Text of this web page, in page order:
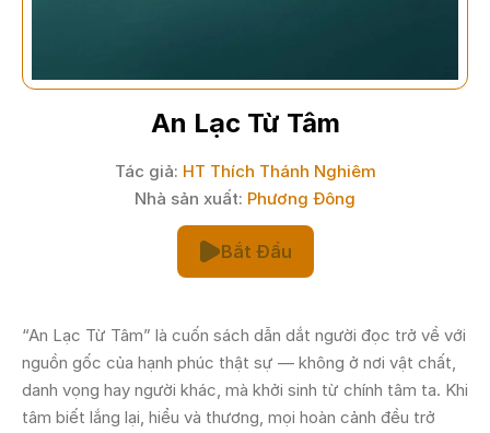
An Lạc Từ Tâm
Tác giả: HT Thích Thánh Nghiêm
Nhà sản xuất: Phương Đông
Bắt Đầu
“An Lạc Từ Tâm” là cuốn sách dẫn dắt người đọc trở về với
nguồn gốc của hạnh phúc thật sự — không ở nơi vật chất,
danh vọng hay người khác, mà khởi sinh từ chính tâm ta. Khi
tâm biết lắng lại, hiểu và thương, mọi hoàn cảnh đều trở